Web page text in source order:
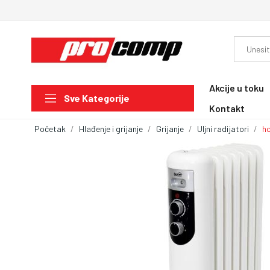
Sve Kategorije
Akcije u toku
Kontakt
Početak Hlađenje i grijanje Grijanje Uljni radijatori